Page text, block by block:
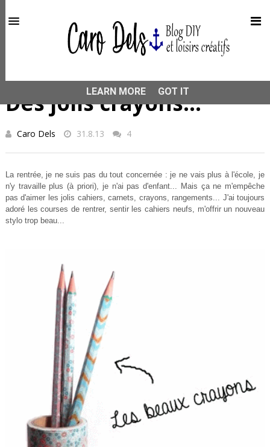
Des jolis crayons...
Caro Dels 31.8.13 4
La rentrée, je ne suis pas du tout concernée : je ne vais plus à l'école, je
n'y travaille plus (à priori), je n'ai pas d'enfant... Mais ça ne m'empêche
pas d'aimer les jolis cahiers, carnets, crayons, rangements... J'ai toujours
adoré les courses de rentrer, sentir les cahiers neufs, m'offrir un nouveau
stylo trop beau...
This site uses cookies from Google to deliver its services
and to analyze traffic. Your IP address and user-agent are
shared with Google along with performance and security
metrics to ensure quality of service, generate usage
LEARN MORE
GOT IT